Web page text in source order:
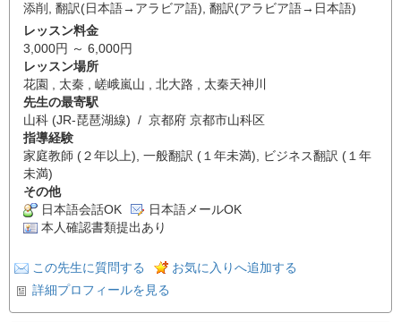
添削
翻訳(日本語→アラビア語) 翻訳(アラビア語→日本語)
レッスン料金
3,000円 ～ 6,000円
レッスン場所
花園 , 太秦 , 嵯峨嵐山 , 北大路 , 太秦天神川
先生の最寄駅
山科 (JR-琵琶湖線) / 京都府 京都市山科区
指導経験
家庭教師 (２年以上), 一般翻訳 (１年未満), ビジネス翻訳 (１年
未満)
その他
日本語会話OK
日本語メールOK
本人確認書類提出あり
この先生に質問する
お気に入りへ追加する
詳細プロフィールを見る